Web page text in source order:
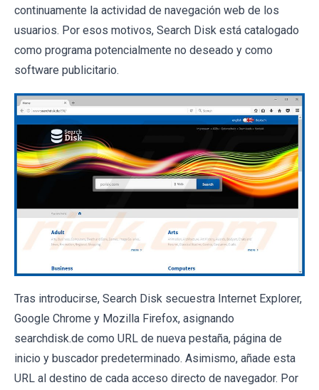
continuamente la actividad de navegación web de los
usuarios. Por esos motivos, Search Disk está catalogado
como programa potencialmente no deseado y como
software publicitario.
Tras introducirse, Search Disk secuestra Internet Explorer,
Google Chrome y Mozilla Firefox, asignando
searchdisk.de como URL de nueva pestaña, página de
inicio y buscador predeterminado. Asimismo, añade esta
URL al destino de cada acceso directo de navegador. Por